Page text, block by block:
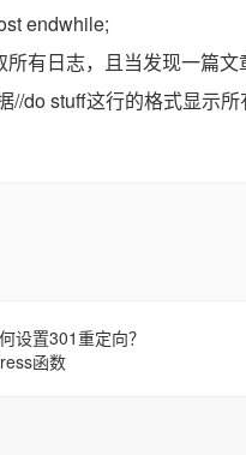
endwhile;
有日志，且当发现一篇
//do stuff这行的格式显示
设置301重定向？
函数